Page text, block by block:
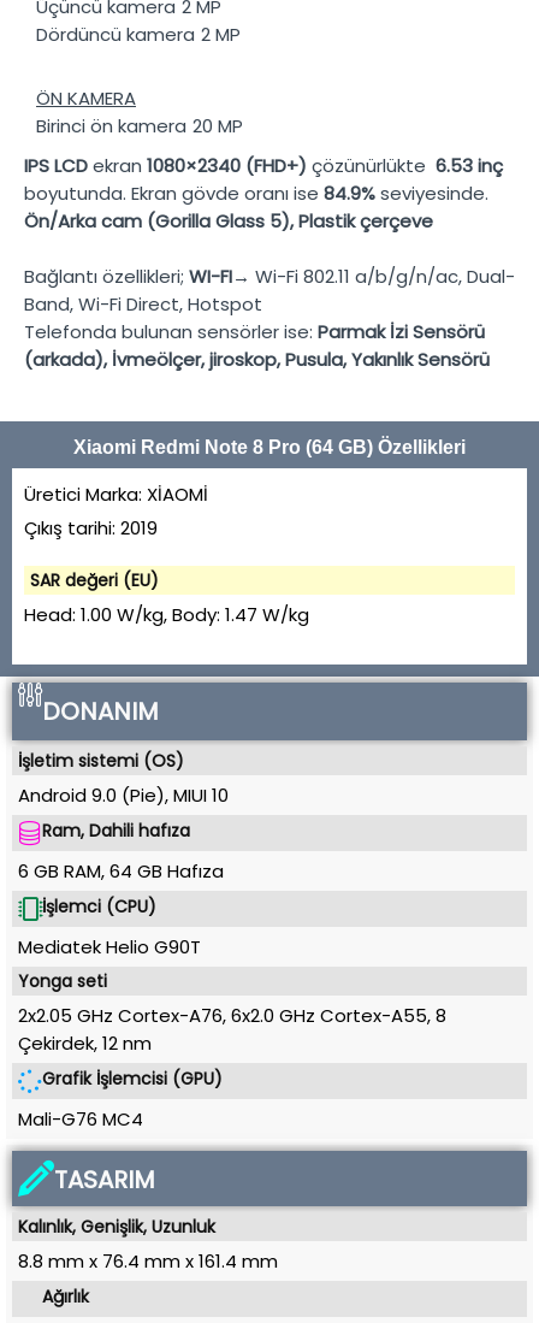
Üçüncü kamera 2 MP
Dördüncü kamera 2 MP
ÖN KAMERA
Birinci ön kamera 20 MP
IPS LCDekran 1080×2340 (FHD+) çözünürlükte 6.53 inç
boyutunda. Ekran gövde oranı ise 84.9%seviyesinde.
Ön/Arka cam (Gorilla Glass 5), Plastik çerçeve
Bağlantı özellikleri; WI-FI→ Wi-Fi 802.11 a/b/g/n/ac, Dual-
Band, Wi-Fi Direct, Hotspot
Telefonda bulunan sensörler ise: Parmak İzi Sensörü
(arkada), İvmeölçer, jiroskop, Pusula, Yakınlık Sensörü
Xiaomi Redmi Note 8 Pro (64 GB) Özellikleri
Üretici Marka: XİAOMİ
Çıkış tarihi: 2019
SAR değeri (EU)
Head: 1.00 W/kg, Body: 1.47 W/kg
DONANIM
İşletim sistemi (OS)
Android 9.0 (Pie),MIUI 10
Ram, Dahili hafıza
6 GB RAM,64 GB Hafıza
İşlemci (CPU)
Mediatek Helio G90T
Yonga seti
2x2.05 GHz Cortex-A76, 6x2.0 GHz Cortex-A55, 8
Çekirdek,12 nm
Grafik İşlemcisi (GPU)
Mali-G76 MC4
TASARIM
Kalınlık, Genişlik, Uzunluk
8.8 mmx 76.4 mmx161.4 mm
Ağırlık